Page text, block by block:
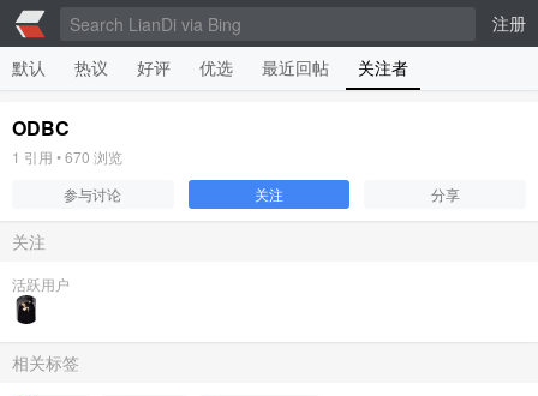
注册
默认
热议 好评 优选 最近回帖 关注者
ODBC
1 引用 •670 浏览
参与讨论
关注 分享
关注
活跃用户
相关标签